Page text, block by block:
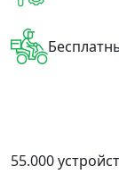
55.000